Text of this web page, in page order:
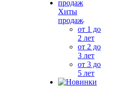
Хиты
продаж
от 1 до
2 лет
от 2 до
3 лет
от 3 до
5 лет